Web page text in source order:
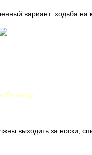
вариант: ходьба на
Пятницу
выходить за носки,